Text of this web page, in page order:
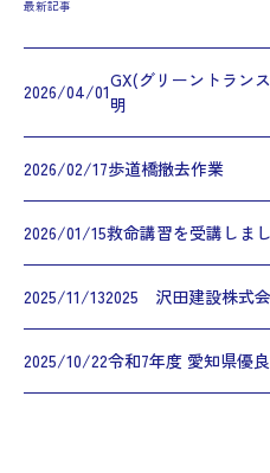
最新記事
2026/04/01
GX(グリーントラン
明
2026/02/17歩道橋撤去作業
2026/01/15救命講習を受講しま
2025/11/132025 沢田建設株式
2025/10/22令和7年度 愛知県優